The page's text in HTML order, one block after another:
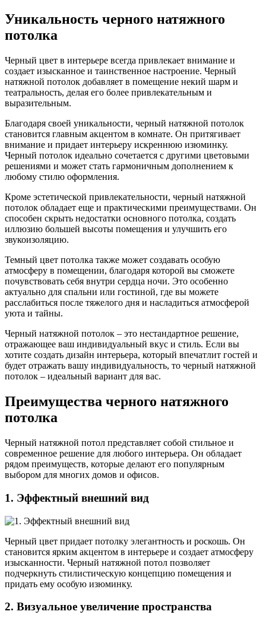
Уникальность черного натяжного
потолка
Черный цвет в интерьере всегда привлекает внимание и
создает изысканное и таинственное настроение. Черный
натяжной потолок добавляет в помещение некий шарм и
театральность, делая его более привлекательным и
выразительным.
Благодаря своей уникальности, черный натяжной потолок
становится главным акцентом в комнате. Он притягивает
внимание и придает интерьеру искреннюю изюминку.
Черный потолок идеально сочетается с другими цветовыми
решениями и может стать гармоничным дополнением к
любому стилю оформления.
Кроме эстетической привлекательности, черный натяжной
потолок обладает еще и практическими преимуществами. Он
способен скрыть недостатки основного потолка, создать
иллюзию большей высоты помещения и улучшить его
звукоизоляцию.
Темный цвет потолка также может создавать особую
атмосферу в помещении, благодаря которой вы сможете
почувствовать себя внутри сердца ночи. Это особенно
актуально для спальни или гостиной, где вы можете
расслабиться после тяжелого дня и насладиться атмосферой
уюта и тайны.
Черный натяжной потолок – это нестандартное решение,
отражающее ваш индивидуальный вкус и стиль. Если вы
хотите создать дизайн интерьера, который впечатлит гостей и
будет отражать вашу индивидуальность, то черный натяжной
потолок – идеальный вариант для вас.
Преимущества черного натяжного
потолка
Черный натяжной потол представляет собой стильное и
современное решение для любого интерьера. Он обладает
рядом преимуществ, которые делают его популярным
выбором для многих домов и офисов.
1. Эффектный внешний вид
Черный цвет придает потолку элегантность и роскошь. Он
становится ярким акцентом в интерьере и создает атмосферу
изысканности. Черный натяжной потол позволяет
подчеркнуть стилистическую концепцию помещения и
придать ему особую изюминку.
2. Визуальное увеличение пространства